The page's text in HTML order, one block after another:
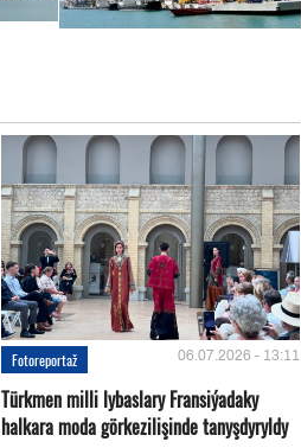
Fotoreportaž 06.07.2026 - 13:11
Türkmen milli lybaslary Fransiýadaky
halkara moda görkezilişinde tanyşdyryldy